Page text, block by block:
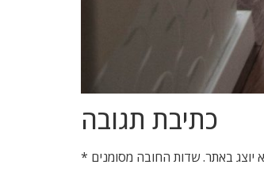
כתיבת תגובה
יוצג באתר.שדות החובה מסומנים *